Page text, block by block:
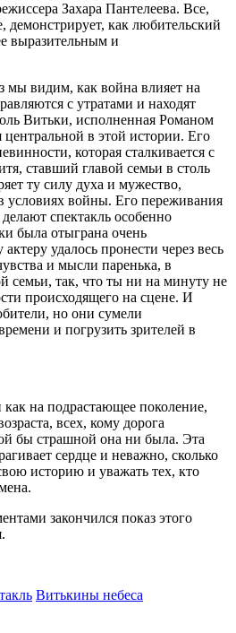
Захара Пантелеева. Все,
демонстрирует, как любительский
выразительным и
мы видим, как война влияет на
с утратами и находят
Витьки, исполненная Романом
в этой истории. Его
которая сталкивается с
ставший главой семьи в столь
ту силу духа и мужество,
условиях войны. Его переживания
спектакль особенно
была отыграна очень
удалось пронести через весь
и мысли паренька, в
семьи, так, что ты ни на минуту не
происходящего на сцене. И
но они сумели
и погрузить зрителей в
как на подрастающее поколение,
всех, кому дорога
бы страшной она ни была. Эта
сердце и неважно, сколько
историю и уважать тех, кто
закончился показ этого
Витькины небеса